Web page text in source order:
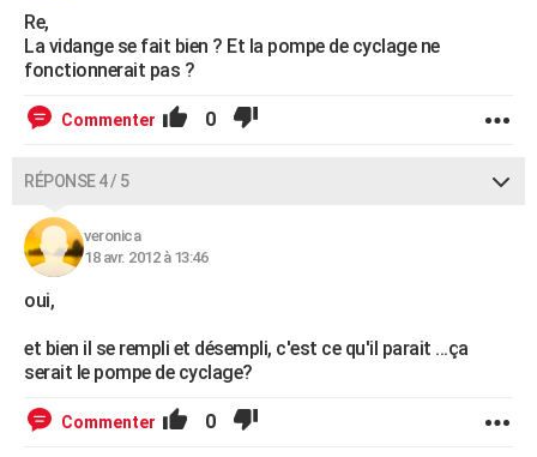
Re,
La vidange se fait bien ? Et la pompe de cyclage ne
fonctionnerait pas ?
Commenter 0
RÉPONSE 4 / 5
veronica
18 avr. 2012 à 13:46
oui,
et bien il se rempli et désempli, c'est ce qu'il parait ...ça
serait le pompe de cyclage?
Commenter 0